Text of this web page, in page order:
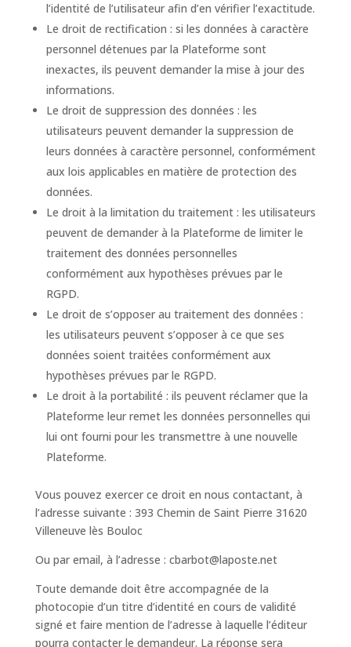
l’identité de l’utilisateur afin d’en vérifier l’exactitude.
Le droit de rectification : si les données à caractère
personnel détenues par la Plateforme sont
inexactes, ils peuvent demander la mise à jour des
informations.
Le droit de suppression des données : les
utilisateurs peuvent demander la suppression de
leurs données à caractère personnel, conformément
aux lois applicables en matière de protection des
données.
Le droit à la limitation du traitement : les utilisateurs
peuvent de demander à la Plateforme de limiter le
traitement des données personnelles
conformément aux hypothèses prévues par le
RGPD.
Le droit de s’opposer au traitement des données :
les utilisateurs peuvent s’opposer à ce que ses
données soient traitées conformément aux
hypothèses prévues par le RGPD.
Le droit à la portabilité : ils peuvent réclamer que la
Plateforme leur remet les données personnelles qui
lui ont fourni pour les transmettre à une nouvelle
Plateforme.
Vous pouvez exercer ce droit en nous contactant, à
l’adresse suivante : 393 Chemin de Saint Pierre 31620
Villeneuve lès Bouloc
Ou par email, à l’adresse : cbarbot@laposte.net
Toute demande doit être accompagnée de la
photocopie d’un titre d’identité en cours de validité
signé et faire mention de l’adresse à laquelle l’éditeur
pourra contacter le demandeur. La réponse sera